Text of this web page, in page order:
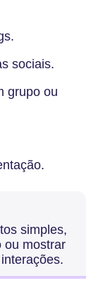
sociais.
grupo ou
simples,
ou mostrar